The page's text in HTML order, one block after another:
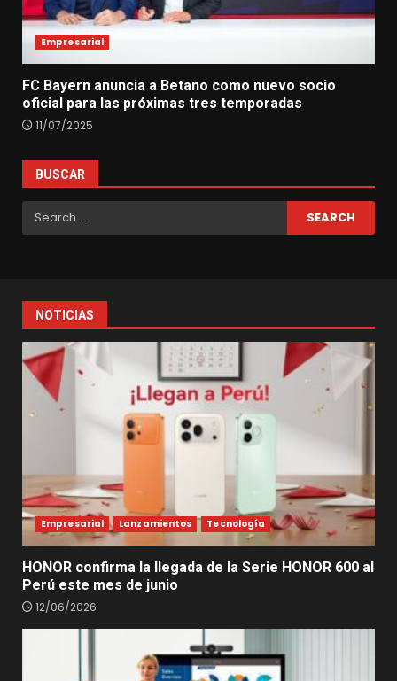
Empresarial
FC Bayern anuncia a Betano como nuevo socio
oficial para las próximas tres temporadas
11/07/2025
BUSCAR
Search
for:
NOTICIAS
Empresarial Lanzamientos Tecnología
HONOR confirma la llegada de la Serie HONOR 600 al
Perú este mes de junio
12/06/2026